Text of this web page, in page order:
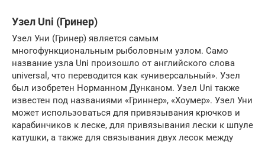
Узел Uni (Гринер)
Узел Уни (Гринер) является самым
многофункциональным рыболовным узлом. Само
название узла Uni произошло от английского слова
universal, что переводится как «универсальный». Узел
был изобретен Норманном Дунканом. Узел Uni также
известен под названиями «Гриннер», «Хоумер». Узел Уни
может использоваться для привязывания крючков и
карабинчиков к леске, для привязывания лески к шпуле
катушки, а также для связывания двух лесок между